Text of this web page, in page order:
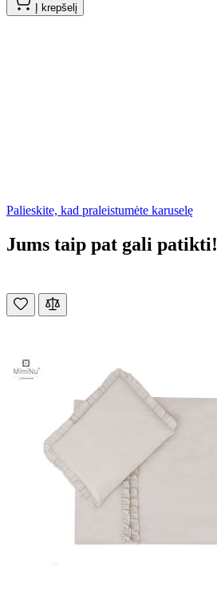
Į krepšelį
Palieskite, kad praleistumėte karuselę
Jums taip pat gali patikti!